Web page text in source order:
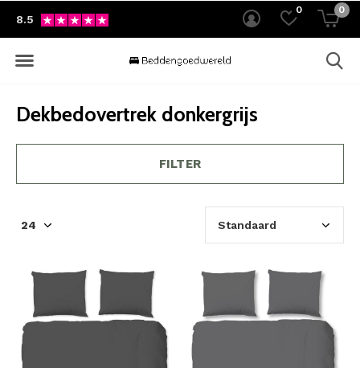
0 0
8.5
Dekbedovertrek donkergrijs
FILTER